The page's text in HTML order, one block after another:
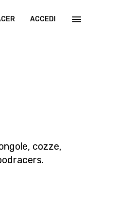
ACCEDI
cozze,